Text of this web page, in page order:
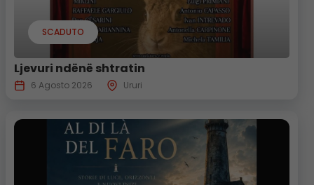
SCADUTO
Ljevuri ndënë shtratin
6 Agosto 2026 Ururi